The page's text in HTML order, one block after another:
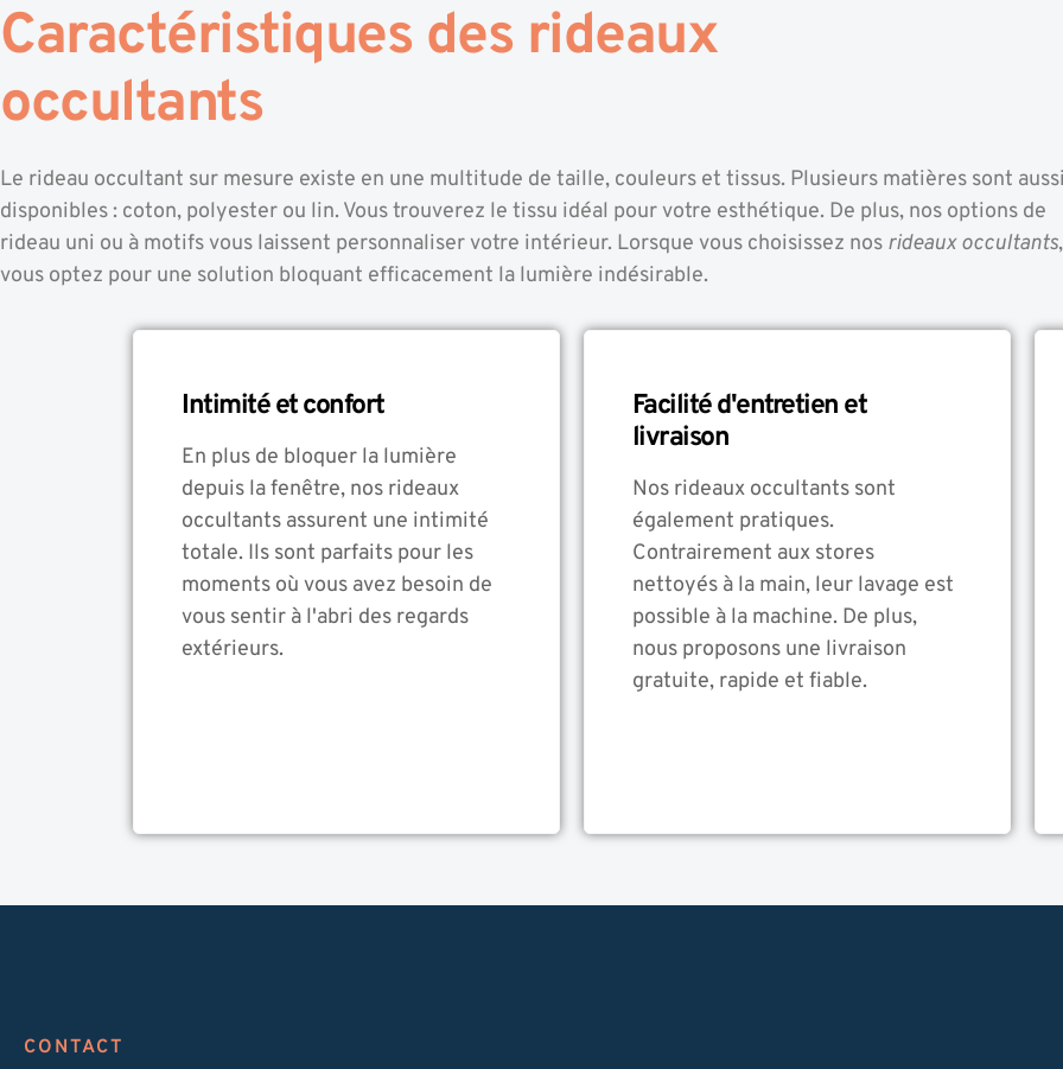
Caractéristiques des rideaux
occultants
Le rideau occultant sur mesure existe en une multitude de taille, couleurs et tissus. Plusieurs matières sont
disponibles : coton, polyester ou lin. Vous trouverez le tissu idéal pour votre esthétique. De plus, nos options de
rideau uni ou à motifs vous laissent personnaliser votre intérieur. Lorsque vous choisissez nos rideaux occultants,
vous optez pour une solution bloquant efficacement la lumière indésirable.
Intimité et confort
En plus de bloquer la lumière
depuis la fenêtre, nos rideaux
occultants assurent une intimité
totale. Ils sont parfaits pour les
moments où vous avez besoin de
vous sentir à l'abri des regards
extérieurs.
Facilité d'entretien et
livraison
Nos rideaux occultants sont
également pratiques.
Contrairement aux stores
nettoyés à la main, leur lavage est
possible à la machine. De plus,
nous proposons une livraison
gratuite, rapide et fiable.
CONTACT